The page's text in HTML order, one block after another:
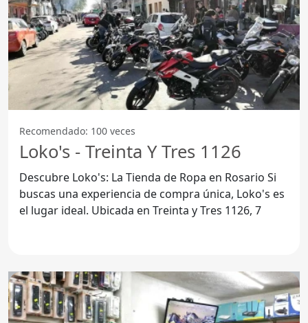
Recomendado: 100 veces
Loko's - Treinta Y Tres 1126
Descubre Loko's: La Tienda de Ropa en Rosario Si
buscas una experiencia de compra única, Loko's es
el lugar ideal. Ubicada en Treinta y Tres 1126, 7